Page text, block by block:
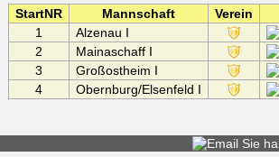
StartNR Mannschaft Verein
1
Alzenau I
2
Mainaschaff I
3
Großostheim I
4
Obernburg/Elsenfeld I
Sie